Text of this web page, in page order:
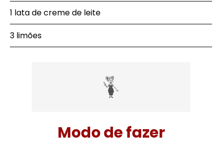
1 lata de creme de leite
3 limões
Modo de fazer